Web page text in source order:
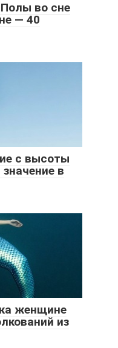
во сне
— 40
с высоты
в
женщине
из